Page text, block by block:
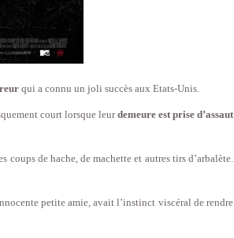
qui a connu un joli succès aux Etats-Unis.
court lorsque leurdemeure est prise d’assaut
de hache, de machette et autres tirs d’arbalète.
petite amie, avait l’instinct viscéral de rendre